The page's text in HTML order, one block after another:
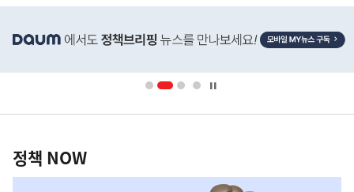
음
기
단
배
영
책
NOW,
정책 NOW